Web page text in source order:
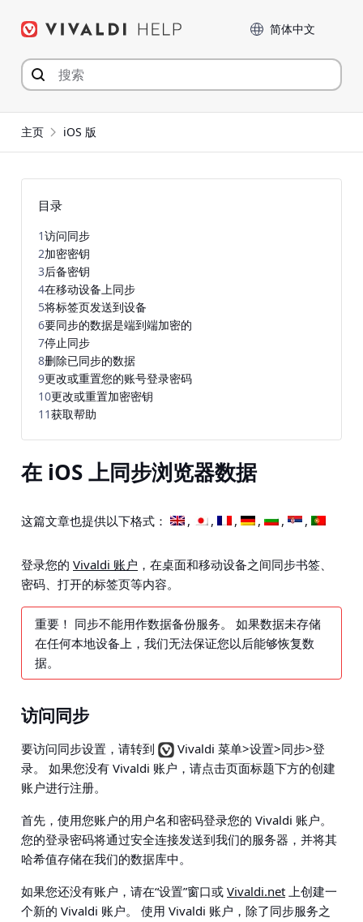
Language
主页 iOS 版
在 iOS 上同步浏览器数据
这篇文章也提供以下格式：
登录您的 Vivaldi 账户 ，在桌面和移动设备之间同步书签、
密码、打开的标签页等内容。
重要！ 同步不能用作数据备份服务。 如果数据未存储
在任何本地设备上，我们无法保证您以后能够恢复数
据。
访问同步
要访问同步设置，请转到
Vivaldi 菜单>设置>同步>登
录。 如果您没有 Vivaldi 账户，请点击页面标题下方的创建
账户进行注册。
首先，使用您账户的用户名和密码登录您的 Vivaldi 账户。
您的登录密码将通过安全连接发送到我们的服务器，并将其
哈希值存储在我们的数据库中。
如果您还没有账户，请在“设置”窗口或 Vivaldi.net 上创建一
个新的 Vivaldi 账户。 使用 Vivaldi 账户，除了同步服务之
目录
1访问同步
2加密密钥
3后备密钥
4在移动设备上同步
5将标签页发送到设备
6要同步的数据是端到端加密的
7停止同步
8删除已同步的数据
9更改或重置您的账号登录密码
10更改或重置加密密钥
11获取帮助